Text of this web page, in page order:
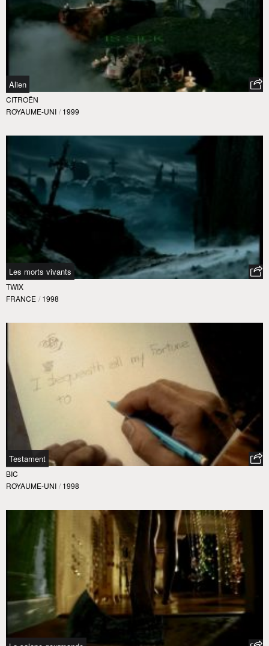
Alien
CITROËN
ROYAUME-UNI / 1999
Les morts vivants
TWIX
FRANCE / 1998
Testament
BIC
ROYAUME-UNI / 1998